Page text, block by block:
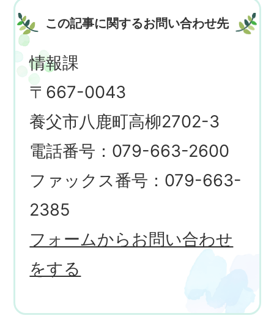
この記事に関するお問い合わせ先
情報課
〒667-0043
養父市八鹿町高柳2702-3
電話番号：079-663-2600
ファックス番号：079-663-
2385
フォームからお問い合わせ
をする